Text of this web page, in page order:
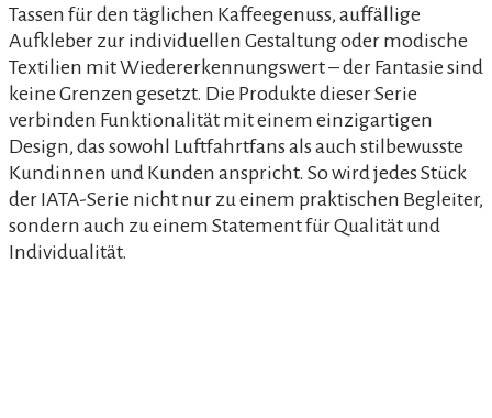
Tassen für den täglichen Kaffeegenuss, auffällige
Aufkleber zur individuellen Gestaltung oder modische
Textilien mit Wiedererkennungswert – der Fantasie sind
keine Grenzen gesetzt. Die Produkte dieser Serie
verbinden Funktionalität mit einem einzigartigen
Design, das sowohl Luftfahrtfans als auch stilbewusste
Kundinnen und Kunden anspricht. So wird jedes Stück
der IATA-Serie nicht nur zu einem praktischen Begleiter,
sondern auch zu einem Statement für Qualität und
Individualität.